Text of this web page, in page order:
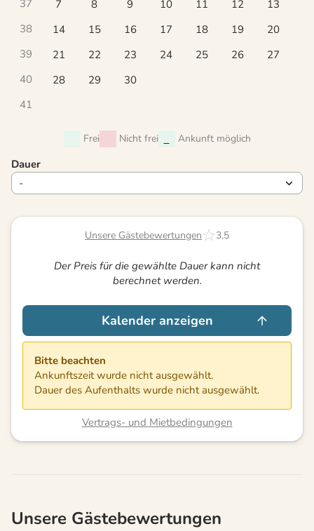
37 7 8 9 10 11 12
13
38
14 15 16 17 18 19
20
39
21 22 23 24 25 26
27
40
28 29
30
41
Frei Nicht frei Ankunft möglich
Dauer
Unsere Gästebewertungen 3,5
Der Preis für die gewählte Dauer kann nicht
berechnet werden.
Kalender anzeigen
Bitte beachten
Ankunftszeit wurde nicht ausgewählt.
Dauer des Aufenthalts wurde nicht ausgewählt.
Vertrags- und Mietbedingungen
Unsere Gästebewertungen